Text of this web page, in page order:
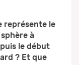
représente le
à
le début
? Et que